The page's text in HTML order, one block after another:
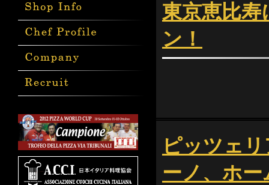
東京恵比
ン！
ピッツェ
ーノ、ホ